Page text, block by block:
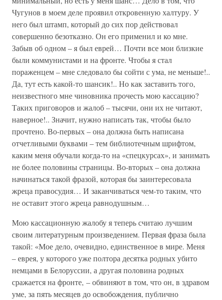
Чугунов в моем деле проявил откровенную халтуру. У
него был штамп, который до сих пор действовал
совершенно безотказно. Он его применил и ко мне.
Забыв об одном – я был еврей… Почти все мои близкие
были коммунистами и на фронте. Чтобы я стал
пораженцем – мне следовало бы сойти с ума, не меньше!..
Да, тут есть какой-то шансик!.. Но как заставить того,
неизвестного мне чиновника прочесть мою кассацию?
Таких приговоров и жалоб – тысячи, они их не читают,
наверное!.. Значит, нужно написать так, чтобы было
прочтено. Во-первых – она должна быть написана
отчетливыми буквами – тем библиотечным шрифтом,
каким меня обучали когда-то на «спецкурсах», и занимать
не более половины страницы. Во-вторых – она должна
начинаться такой фразой, которая бы заинтересовала
жреца правосудия… И заканчиваться чем-то таким, что
не оставит этого жреца равнодушным…
Мою кассационную жалобу я теперь считаю лучшим
своим литературным произведением. Первая фраза была
такой: «Мое дело, очевидно, единственное в мире. Меня
– еврея, у которого уже полтора десятка родных убито
немцами в Белоруссии, а другая половина родных
сражается на фронте, – обвиняют в том, что он, в здравом
уме, за пять месяцев до освобождения, публично